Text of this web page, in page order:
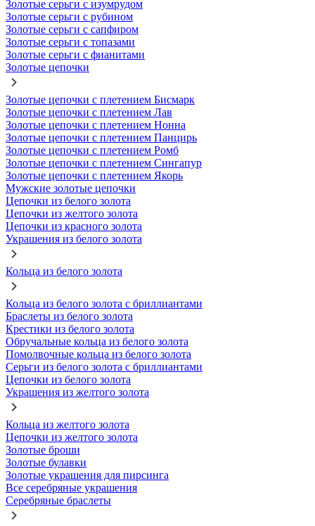
Золотые серьги с изумрудом
Золотые серьги с рубином
Золотые серьги с сапфиром
Золотые серьги с топазами
Золотые серьги с фианитами
Золотые цепочки
Золотые цепочки с плетением Бисмарк
Золотые цепочки с плетением Лав
Золотые цепочки с плетением Нонна
Золотые цепочки с плетением Панцирь
Золотые цепочки с плетением Ромб
Золотые цепочки с плетением Сингапур
Золотые цепочки с плетением Якорь
Мужские золотые цепочки
Цепочки из белого золота
Цепочки из желтого золота
Цепочки из красного золота
Украшения из белого золота
Кольца из белого золота
Кольца из белого золота с бриллиантами
Браслеты из белого золота
Крестики из белого золота
Обручальные кольца из белого золота
Помолвочные кольца из белого золота
Серьги из белого золота с бриллиантами
Цепочки из белого золота
Украшения из желтого золота
Кольца из желтого золота
Цепочки из желтого золота
Золотые броши
Золотые булавки
Золотые украшения для пирсинга
Все серебряные украшения
Серебряные браслеты